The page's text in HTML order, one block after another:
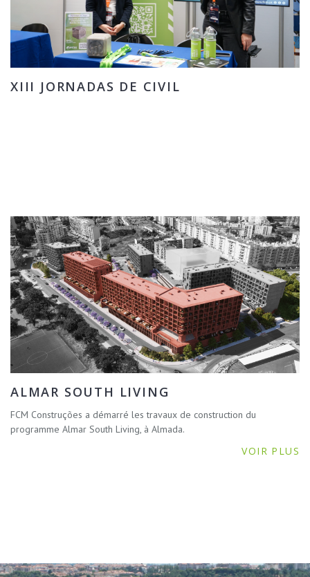
XIII JORNADAS DE CIVIL
ALMAR SOUTH LIVING
FCM Construções a démarré les travaux de construction du
programme Almar South Living, à Almada.
VOIR PLUS